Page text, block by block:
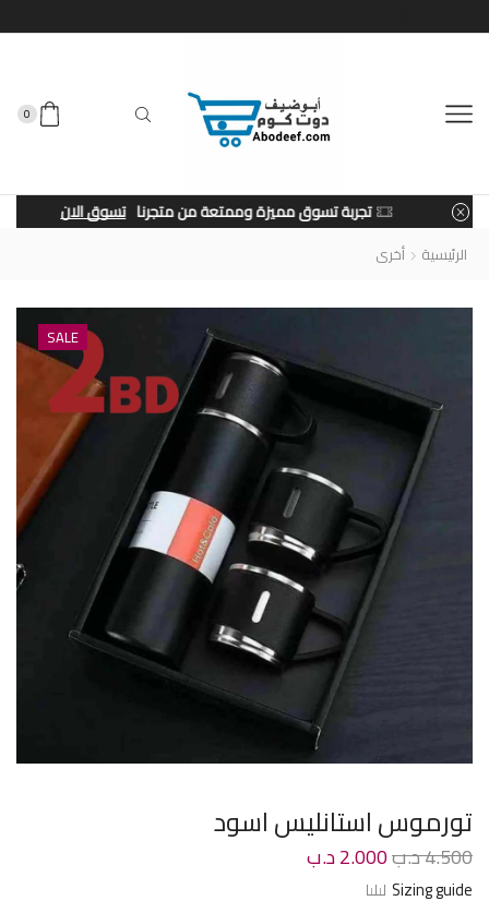
0
تجربة تسوق مميزة وممتعة من متجرنا تسوق الان
الرئيسية أخرى
SALE
تورموس استانليس اسود
4.500د.ب2.000د.ب
Sizing guide